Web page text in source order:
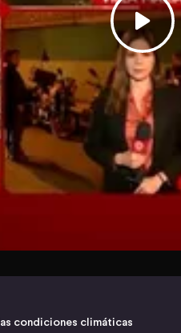
condiciones climáticas